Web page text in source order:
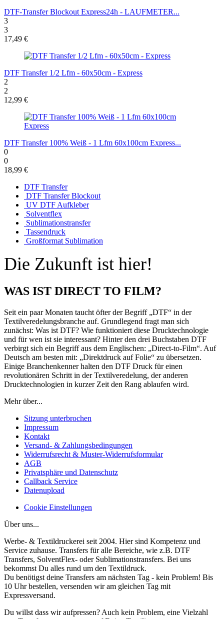
DTF-Transfer Blockout Express24h - LAUFMETER...
3
3
17,49 €
DTF Transfer 1/2 Lfm - 60x50cm - Express
2
2
12,99 €
DTF Transfer 100% Weiß - 1 Lfm 60x100cm Express...
0
0
18,99 €
DTF Transfer
DTF Transfer Blockout
UV DTF Aufkleber
Solventflex
Sublimationstransfer
Tassendruck
Großformat Sublimation
Die Zukunft ist hier!
WAS IST DIRECT TO FILM?
Seit ein paar Monaten taucht öfter der Begriff „DTF“ in der
Textilveredelungsbranche auf. Grundlegend fragt man sich
zunächst: Was ist DTF? Wie funktioniert diese Drucktechnologie
und für wen ist sie interessant? Hinter den drei Buchstaben DTF
verbirgt sich ein Begriff aus dem Englischen: „Direct-to-Film“. Auf
Deutsch am besten mit: „Direktdruck auf Folie“ zu übersetzen.
Einige Branchenkenner halten den DTF Druck für einen
revolutionären Schritt in der Textilveredelung, der anderen
Drucktechnologien in kurzer Zeit den Rang ablaufen wird.
Mehr über...
Sitzung unterbrochen
Impressum
Kontakt
Versand- & Zahlungsbedingungen
Widerrufsrecht & Muster-Widerrufsformular
AGB
Privatsphäre und Datenschutz
Callback Service
Datenupload
Cookie Einstellungen
Über uns...
Werbe- & Textildruckerei seit 2004. Hier sind Kompetenz und
Service zuhause. Transfers für alle Bereiche, wie z.B. DTF
Transfers, SolventFlex- oder Sublimationstransfers. Bei uns
bekommst Du alles rund um den Textildruck.
Du benötigst deine Transfers am nächsten Tag - kein Problem! Bis
10 Uhr bestellen, versenden wir am gleichen Tag mit
Expressversand.
Du willst dass wir aufpressen? Auch kein Problem, eine Vielzahl